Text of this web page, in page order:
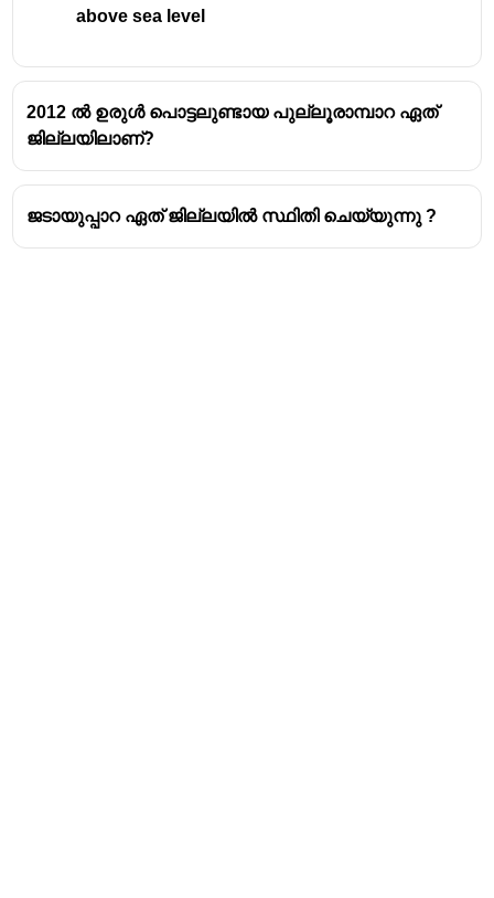
above sea level
2012 ൽ ഉരുൾ പൊട്ടലുണ്ടായ പുല്ലൂരാമ്പാറ ഏത്
ജില്ലയിലാണ്?
ജടായുപ്പാറ ഏത് ജില്ലയിൽ സ്ഥിതി ചെയ്യുന്നു ?